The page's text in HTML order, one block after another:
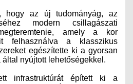
hogy az új tudományág, az
modern csillagászati
amely a kor
felhasználva a klasszikus
egészítette ki a gyorsan
nyújtott lehetőségekkel.
infrastruktúrát épített ki a